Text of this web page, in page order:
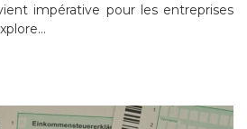
impérative pour les entreprises